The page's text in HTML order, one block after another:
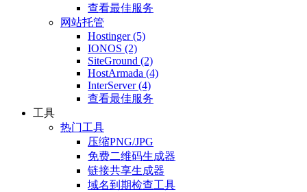
查看最佳服务
网站托管
Hostinger(5)
IONOS (2)
SiteGround (2)
HostArmada (4)
InterServer(4)
查看最佳服务
工具
热门工具
压缩PNG/JPG
免费二维码生成器
链接共享生成器
域名到期检查工具